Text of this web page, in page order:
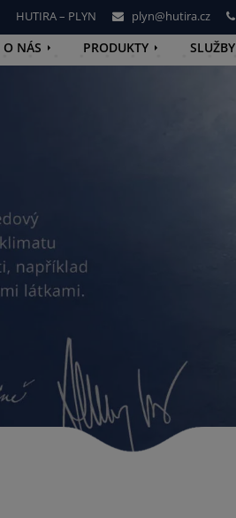
HUTIRA – PLYN plyn@hutira.cz
O NÁS PRODUKTY SLUŽBY